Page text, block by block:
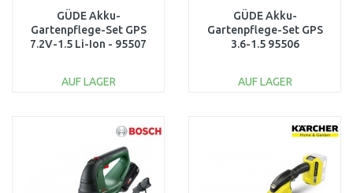
GÜDE Akku-
Gartenpflege-Set GPS
7.2V-1.5 Li-Ion - 95507
AUF LAGER
Vergleichen
GÜDE Akku-
Gartenpflege-Set GPS
3.6-1.5 95506
AUF LAGER